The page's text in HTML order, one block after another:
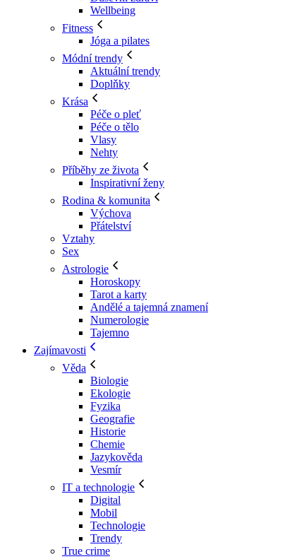
Wellbeing
Fitness
Jóga a pilates
Módní trendy
Aktuální trendy
Doplňky
Krása
Péče o pleť
Péče o tělo
Vlasy
Nehty
Příběhy ze života
Inspirativní ženy
Rodina & komunita
Výchova
Přátelství
Vztahy
Sex
Astrologie
Horoskopy
Tarot a karty
Andělé a tajemná znamení
Numerologie
Tajemno
Zajímavosti
Věda
Biologie
Ekologie
Fyzika
Geografie
Historie
Chemie
Jazykověda
Vesmír
IT a technologie
Digital
Mobil
Technologie
Trendy
True crime